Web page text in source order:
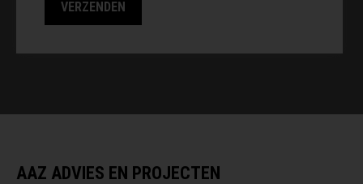
AAZ ADVIES EN PROJECTEN